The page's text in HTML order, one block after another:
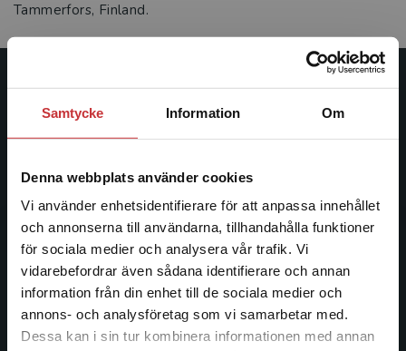
Samtycke Information Om
Denna webbplats använder cookies
Vi använder enhetsidentifierare för att anpassa innehållet
och annonserna till användarna, tillhandahålla funktioner
för sociala medier och analysera vår trafik. Vi
vidarebefordrar även sådana identifierare och annan
information från din enhet till de sociala medier och
annons- och analysföretag som vi samarbetar med.
Dessa kan i sin tur kombinera informationen med annan
Begränsad fraktregion
Tammerfors, Finland.
Studentlitteratur
Studentlitteratur grundades 1963 och är idag Sveriges
facklitteratur, utbildningar och digitala
informationstjänster i utbudet, finns Studentlitteratur med
längs hela kunskapsresan.
Kontakta oss
Kontakta oss